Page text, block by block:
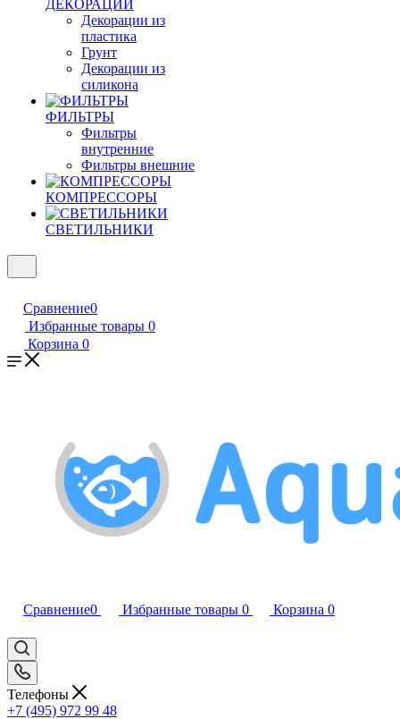
ДЕКОРАЦИИ
Декорации из
пластика
Грунт
Декорации из
силикона
ФИЛЬТРЫ
Фильтры
внутренние
Фильтры внешние
КОМПРЕССОРЫ
СВЕТИЛЬНИКИ
Сравнение0
Избранные товары 0
Корзина 0
Сравнение0 Избранные товары 0 Корзина 0
Телефоны
+7 (495) 972 99 48